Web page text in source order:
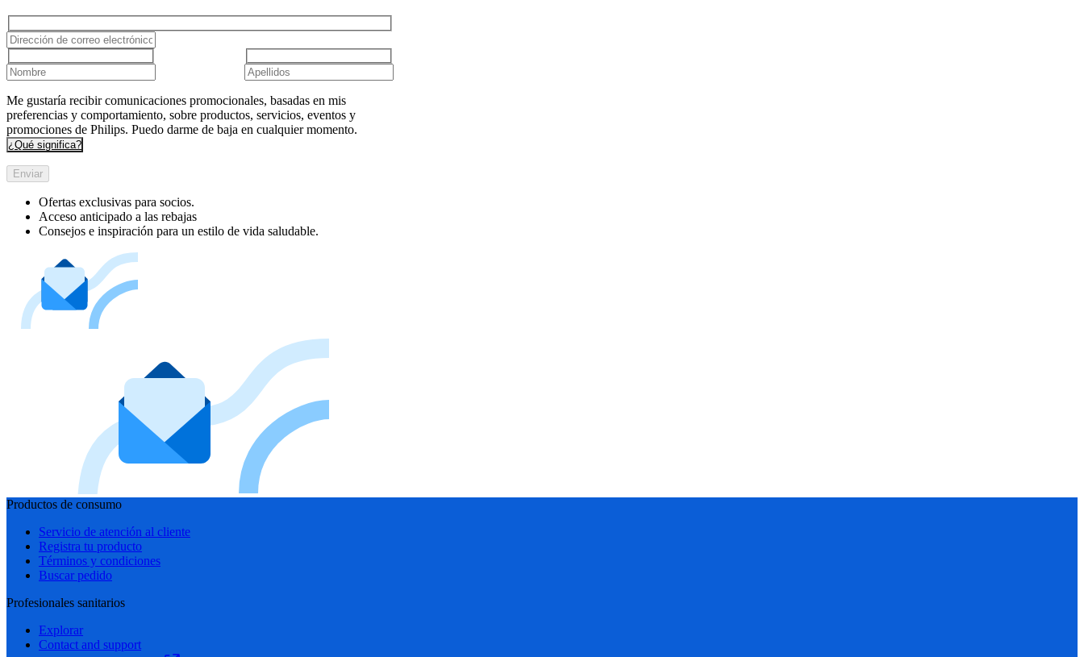
Me gustaría recibir comunicaciones promocionales, basadas en mis
preferencias y comportamiento, sobre productos, servicios, eventos y
promociones de Philips. Puedo darme de baja en cualquier momento.
¿Qué significa?
Enviar
Ofertas exclusivas para socios.
Acceso anticipado a las rebajas
Consejos e inspiración para un estilo de vida saludable.
Productos de consumo
Servicio de atención al cliente
Registra tu producto
Términos y condiciones
Buscar pedido
Profesionales sanitarios
Explorar
Contact and support